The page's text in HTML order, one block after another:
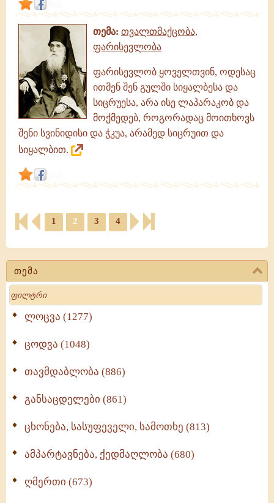
თემა
Search
ლოცვა (1277)
ცოდვა (1048)
თავმდაბლობა (886)
განსაცდელები (861)
ცხონება, სასუფეველი, სამოთხე (813)
ამპარტავნება, ქედმაღლობა (680)
ღმერთი (673)
თემა: თვალთმაქცობა,
ფარისევლობა
ფარისევლობ ყოველთვინ, ოდესაც
ითმენ შენ გულში სიყალბესა და
სიცრუესა, არა ისე ლაპარაკობ და
მოქმედებ, როგორადაც მოითხოვს
შენი სვინიდისი და ჭკუა, არამედ სიცრუით და
სიყალბით.
1 2 3 4